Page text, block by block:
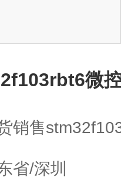
微
销售
省/深圳